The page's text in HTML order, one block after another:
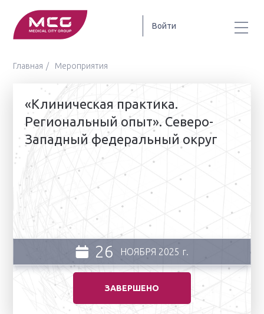
Войти
Главная Мероприятия
«Клиническая практика.
Региональный опыт». Северо-
Западный федеральный округ
ЗАВЕРШЕНО
26 НОЯБРЯ 2025 г.